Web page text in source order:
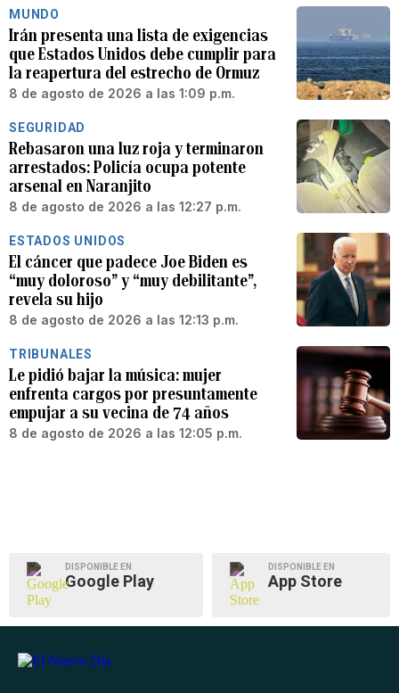
MUNDO
Irán presenta una lista de exigencias
que Estados Unidos debe cumplir para
la reapertura del estrecho de Ormuz
8 de agosto de 2026 a las 1:09 p.m.
SEGURIDAD
Rebasaron una luz roja y terminaron
arrestados: Policía ocupa potente
arsenal en Naranjito
8 de agosto de 2026 a las 12:27 p.m.
ESTADOS UNIDOS
El cáncer que padece Joe Biden es
“muy doloroso” y “muy debilitante”,
revela su hijo
8 de agosto de 2026 a las 12:13 p.m.
TRIBUNALES
Le pidió bajar la música: mujer
enfrenta cargos por presuntamente
empujar a su vecina de 74 años
8 de agosto de 2026 a las 12:05 p.m.
DISPONIBLE EN
Google Play
DISPONIBLE EN
App Store